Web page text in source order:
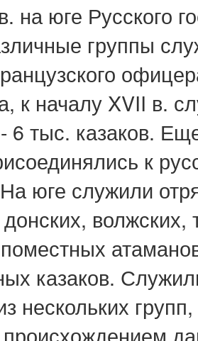
на юге Русского
группы
к началу XVII в.
6 тыс. казаков.
к
юге служили
волжских,
казаков.
нескольких